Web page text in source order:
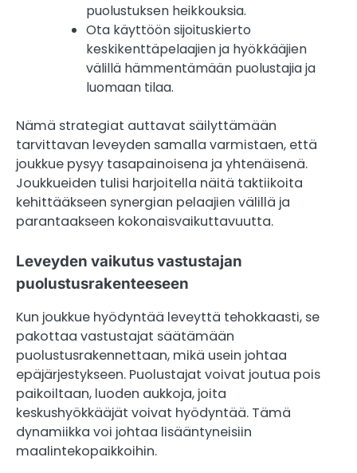
puolustuksen heikkouksia.
Ota käyttöön sijoituskierto
keskikenttäpelaajien ja hyökkääjien
välillä hämmentämään puolustajia ja
luomaan tilaa.
Nämä strategiat auttavat säilyttämään
tarvittavan leveyden samalla varmistaen, että
joukkue pysyy tasapainoisena ja yhtenäisenä.
Joukkueiden tulisi harjoitella näitä taktiikoita
kehittääkseen synergian pelaajien välillä ja
parantaakseen kokonaisvaikuttavuutta.
Leveyden vaikutus vastustajan
puolustusrakenteeseen
Kun joukkue hyödyntää leveyttä tehokkaasti, se
pakottaa vastustajat säätämään
puolustusrakennettaan, mikä usein johtaa
epäjärjestykseen. Puolustajat voivat joutua pois
paikoiltaan, luoden aukkoja, joita
keskushyökkääjät voivat hyödyntää. Tämä
dynamiikka voi johtaa lisääntyneisiin
maalintekopaikkoihin.